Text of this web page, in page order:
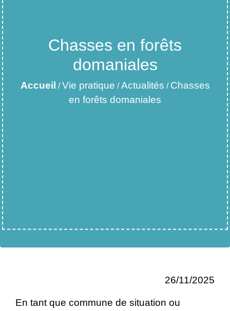
Chasses en forêts
domaniales
Accueil /Vie pratique /Actualités / Chasses
en forêts domaniales
26/11/2025
En tant que commune de situation ou